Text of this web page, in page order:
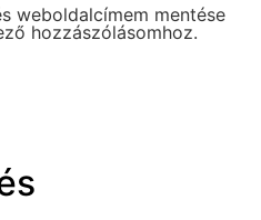
weboldalcímem mentése
hozzászólásomhoz.